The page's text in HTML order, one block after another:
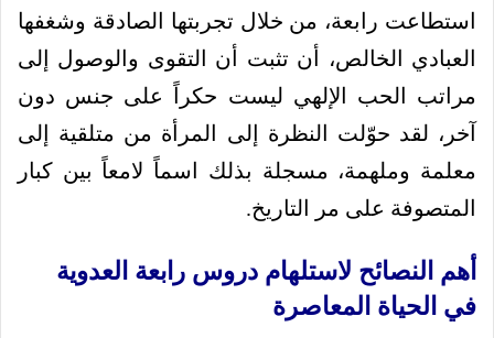
استطاعت رابعة، من خلال تجربتها الصادقة وشغفها
العبادي الخالص، أن تثبت أن التقوى والوصول إلى
مراتب الحب الإلهي ليست حكراً على جنس دون
آخر، لقد حوّلت النظرة إلى المرأة من متلقية إلى
معلمة وملهمة، مسجلة بذلك اسماً لامعاً بين كبار
المتصوفة على مر التاريخ.
أهم النصائح لاستلهام دروس رابعة العدوية
في الحياة المعاصرة